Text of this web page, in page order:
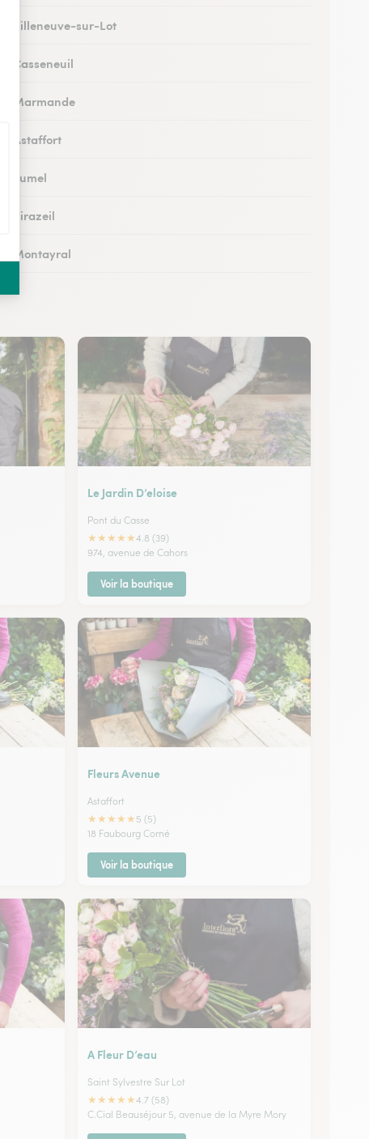
Villeneuve-sur-Lot
Casseneuil
à Marmande
à Astaffort
à Fumel
à Virazeil
à Montayral
Tonneins
Le Jardin D’eloise
Pont du Casse
★★★★★4.8 (39)
974, avenue de Cahors
Voir la boutique
Fleurs Avenue
Astaffort
★★★★★ 5 (5)
18 Faubourg Corné
Voir la boutique
A Fleur D’eau
Saint Sylvestre Sur Lot
★★★★★4.7 (58)
C.Cial Beauséjour 5, avenue de la Myre Mory